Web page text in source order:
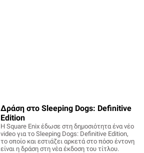
Δράση στο Sleeping Dogs: Definitive
Edition
H Square Enix έδωσε στη δημοσιότητα ένα νέο
video για το Sleeping Dogs: Definitive Edition,
το οποίο και εστιάζει αρκετά στο πόσο έντονη
είναι η δράση στη νέα έκδοση του τίτλου.